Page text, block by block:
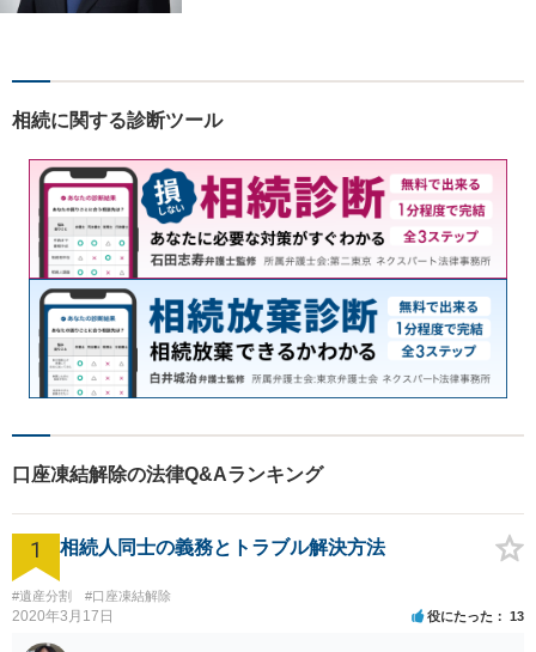
供します。
相続に関する診断ツール
口座凍結解除の法律Q&Aランキング
1 相続人同士の義務とトラブル解決方法
#遺産分割 #口座凍結解除
2020年3月17日 役にたった 13